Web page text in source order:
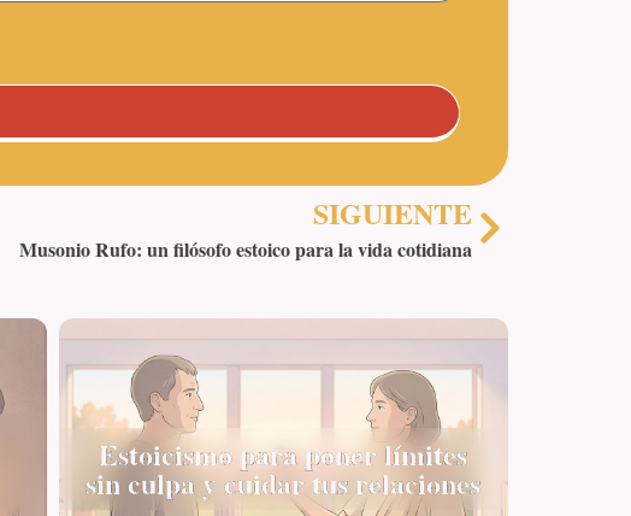
SIGUIENTE
Musonio Rufo: un filósofo estoico para la vida cotidiana
Estoicismo para poner límites
sin culpa y cuidar tus relaciones